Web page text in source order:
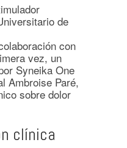
de
con
vez, un
Syneika One
Ambroise Paré,
sobre dolor
clínica